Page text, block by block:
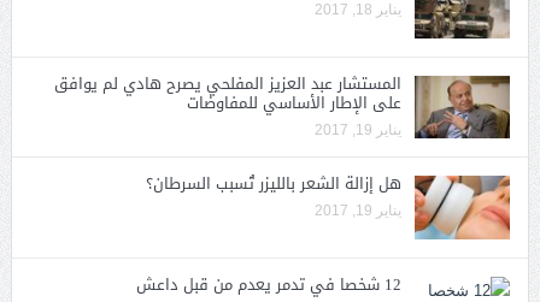
يناير 18, 2017
المستشار عبد العزيز المفلحي يصرح هادي لم يوافق
على الإطار الأساسي للمفاوضات
يناير 19, 2017
هل إزالة الشعر بالليزر تُسبب السرطان؟
يناير 19, 2017
12 شخصا في تدمر يعدم من قبل داعش